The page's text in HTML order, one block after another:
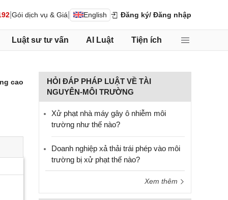
Gói dịch vụ & Giá English Đăng ký/ Đăng nhập
Luật sư tư vấn AI Luật Tiện ích
cao
HỎI ĐÁP PHÁP LUẬT VỀ TÀI
NGUYÊN-MÔI TRƯỜNG
Xử phạt nhà máy gây ô nhiễm môi
trường như thế nào?
Doanh nghiệp xả thải trái phép vào môi
trường bị xử phạt thế nào?
Xem thêm